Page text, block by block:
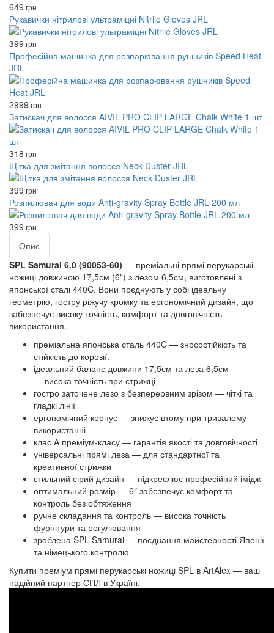
649 грн
Рукавички нітрилові ультраміцні Nitrile Gloves JRL
399 грн
Професійна машинка для розпарювання рушників Speed ​​Heat
JRL
2999 грн
Затискач для волосся AIVIL PRO CLIP LARGE Chalk White 1 шт
318 грн
Щітка для змітання волосся Neck Duster JRL
399 грн
Розпилювач для води Anti-gravity Spray Bottle JRL 200 мл
399 грн
Опис
SPL Samurai 6.0 (90053‑60) — преміальні прямі перукарські
ножиці довжиною 17,5см (6") з лезом 6,5см, виготовлені з
японської сталі 440C. Вони поєднують у собі ідеальну
геометрію, гостру ріжучу кромку та ергономічний дизайн, що
забезпечує високу точність, комфорт та довговічність
використання.
преміальна японська сталь 440C — зносостійкість та
стійкість до корозії.
ідеальний баланс довжини 17,5см та леза 6,5см
— висока точність при стрижці
гостро заточене лезо з безперервним зрізом — чіткі та
гладкі лінії
ергономічний корпус — знижує втому при тривалому
використанні
клас A преміум-класу — гарантія якості та довговічності
універсальні прямі леза — для стандартної та
креативної стрижки
стильний сірий дизайн — підкреслює професійний імідж
оптимальний розмір — 6″ забезпечує комфорт та
контроль без обтяження
ручне складання та контроль — висока точність
фурнітури та регулювання
зроблена SPL Samurai — поєднання майстерності Японії
та німецького контролю
Купити преміум прямі перукарські ножиці SPL в ArtAlex — ваш
надійний партнер СПЛ в Україні.